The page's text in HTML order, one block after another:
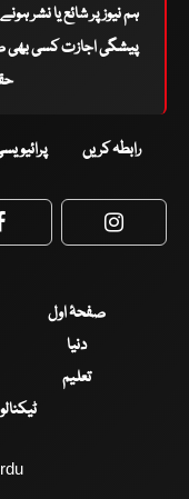
ہم نیوز پر شائع یا نشر
پیشگی اجازت کسی بھی
رابطہ کریں
صفحۂ اول
دنیا
تعلیم